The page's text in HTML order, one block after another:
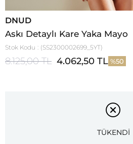
DNUD
Askı Detaylı Kare Yaka Mayo
Stok Kodu (SS2300002699_5YT)
8.125,00 TL 4.062,50 TL 50
TÜKENDİ